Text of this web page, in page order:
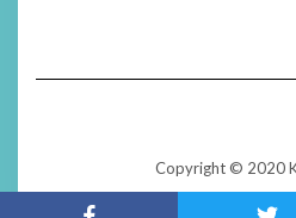
Copyright © 2020